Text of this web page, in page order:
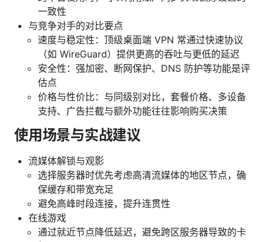
一致性
与竞争对手的对比要点
速度与稳定性：顶级桌面端 VPN 常通过快速协议
（如 WireGuard）提供更高的吞吐与更低的延迟
安全性：强加密、断网保护、DNS 防护等功能是评
估点
价格与性价比：与同级别对比，套餐价格、多设备
支持、广告拦截与额外功能往往影响购买决策
使用场景与实战建议
流媒体解锁与观影
选择服务器时优先考虑高清流媒体的地区节点，确
保缓存和带宽充足
避免高峰时段连接，提升连贯性
在线游戏
通过就近节点降低延迟，避免跨区服务器导致的卡